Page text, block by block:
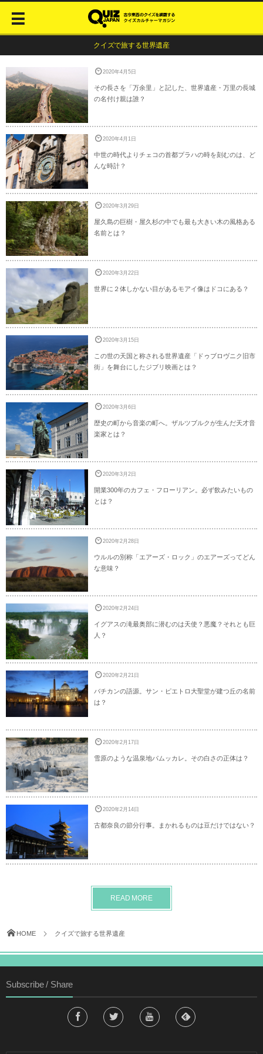
クイズで旅する世界遺産
2020年4月5日
その長さを「万余里」と記した、世界遺産・万里の長城
の名付け親は誰？
2020年4月1日
中世の時代よりチェコの首都プラハの時を刻むのは、ど
んな時計？
2020年3月29日
屋久島の巨樹・屋久杉の中でも最も大きい木の風格ある
名前とは？
2020年3月22日
世界に２体しかない目があるモアイ像はドコにある？
2020年3月15日
この世の天国と称される世界遺産「ドゥブロヴニク旧市
街」を舞台にしたジブリ映画とは？
2020年3月6日
歴史の町から音楽の町へ。ザルツブルクが生んだ天才音
楽家とは？
2020年3月2日
開業300年のカフェ・フローリアン。必ず飲みたいもの
とは？
2020年2月28日
ウルルの別称「エアーズ・ロック」のエアーズってどん
な意味？
2020年2月24日
イグアスの滝最奥部に潜むのは天使？悪魔？それとも巨
人？
2020年2月21日
バチカンの語源。サン・ピエトロ大聖堂が建つ丘の名前
は？
2020年2月17日
雪原のような温泉地パムッカレ。その白さの正体は？
2020年2月14日
古都奈良の節分行事。まかれるものは豆だけではない？
READ MORE
HOME クイズで旅する世界遺産
Subscribe / Share